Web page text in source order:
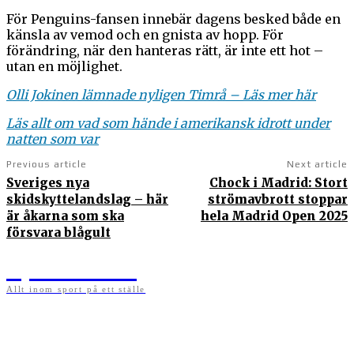
För Penguins-fansen innebär dagens besked både en
känsla av vemod och en gnista av hopp. För
förändring, när den hanteras rätt, är inte ett hot –
utan en möjlighet.
Olli Jokinen lämnade nyligen Timrå – Läs mer här
Läs allt om vad som hände i amerikansk idrott under
natten som var
Previous article
Sveriges nya
skidskyttelandslag – här
är åkarna som ska
försvara blågult
Next article
Chock i Madrid: Stort
strömavbrott stoppar
hela Madrid Open 2025
Allt inom sport på ett ställe